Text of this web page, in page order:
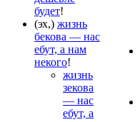
будет!
(эх,) жизнь
бекова — нас
ебут, а нам
некого!
жизнь
зекова
— нас
ебут, а